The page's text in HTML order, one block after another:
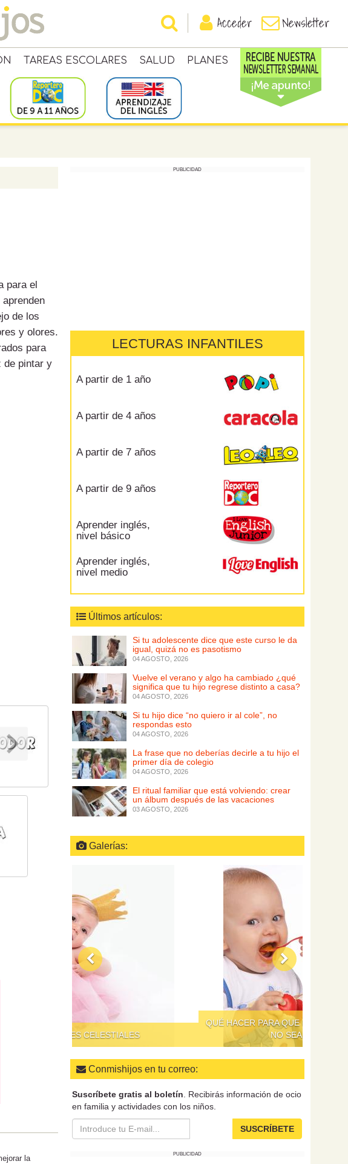
Acceder Newsletter
TAREAS ESCOLARES SALUD PLANES
para el
de los
y olores.
para
de pintar y
la
PUBLICIDAD
LECTURAS INFANTILES
A partir de 1 año
A partir de 4 años
A partir de 7 años
A partir de 9 años
Aprender inglés,
nivel básico
Aprender inglés,
nivel medio
Últimos artículos:
Si tu adolescente dice que este curso le da
igual, quizá no es pasotismo
04 AGOSTO, 2026
Vuelve el verano y algo ha cambiado ¿qué
significa que tu hijo regrese distinto a casa?
04 AGOSTO, 2026
Si tu hijo dice “no quiero ir al cole”, no
respondas esto
04 AGOSTO, 2026
La frase que no deberías decirle a tu hijo el
primer día de colegio
04 AGOSTO, 2026
El ritual familiar que está volviendo: crear
un álbum después de las vacaciones
03 AGOSTO, 2026
Galerías:
QUÉ HACER PARA QUE DAR DE COMER A LOS NIÑOS
Conmishijos en tu correo:
Suscríbete gratis al boletín . Recibirás información de ocio
en familia y actividades con los niños.
SUSCRÍBETE
PUBLICIDAD